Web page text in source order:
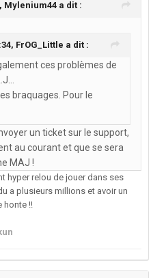
Mylenium44 a dit :
FrOG_Little a dit :
ces problèmes de
braquages. Pour le
un ticket sur le support,
au courant et que se sera
MAJ !
hyper relou de jouer dans ses
a plusieurs millions et avoir un
honte !!